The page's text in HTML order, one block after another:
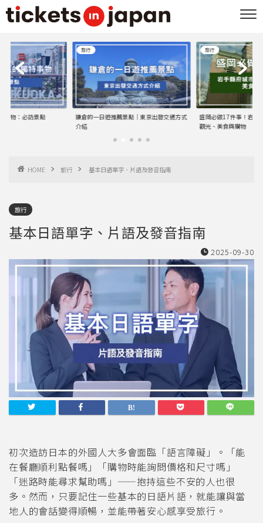
事物：必訪景點
旅行
鎌倉的一日遊推薦景點｜東京出發交通方式
介紹
旅行
盛岡必做17件事！岩手
觀光、美食與購物
HOME 旅行 基本日語單字、片語及發音指南
旅行
基本日語單字、片語及發音指南
2025-09-30
初次造訪日本的外國人大多會面臨「語言障礙」。「能
在餐廳順利點餐嗎」「購物時能詢問價格和尺寸嗎」
「迷路時能尋求幫助嗎」——抱持這些不安的人也很
多。然而，只要記住一些基本的日語片語，就能讓與當
地人的會話變得順暢，並能帶著安心感享受旅行。